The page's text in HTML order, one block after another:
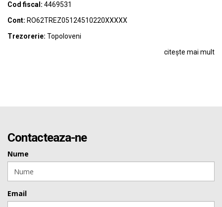
Cod fiscal: 4469531
Cont: RO62TREZ05124510220XXXXX
Trezorerie: Topoloveni
citește mai mult
Contacteaza-ne
Nume
Email